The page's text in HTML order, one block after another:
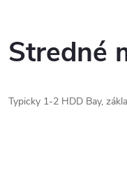
Stredné
Typicky 1-2 HDD Bay,